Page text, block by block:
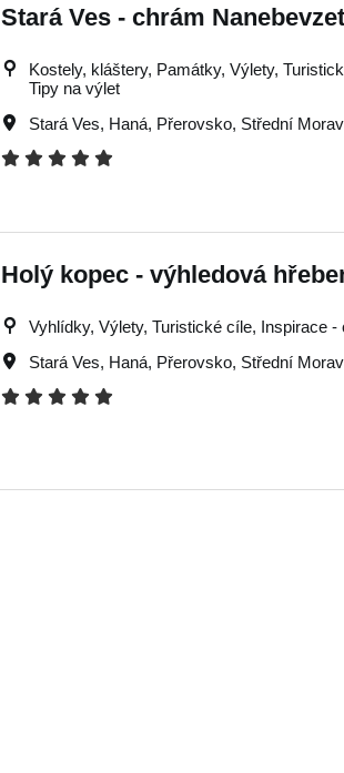
Stará Ves - chrám
Kostely, kláštery, Památky, Výlety,
Tipy na výlet
Stará Ves, Haná, Přerovsko, Střední
Holý kopec - výhledová
Vyhlídky, Výlety, Turistické cíle, Inspirace -
Stará Ves, Haná, Přerovsko, Střední